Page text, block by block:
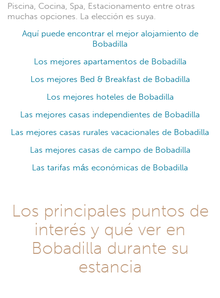
Piscina, Cocina, Spa, Estacionamento entre otras
muchas opciones. La elección es suya.
Aquí puede encontrar el mejor alojamiento de
Bobadilla
Los mejores apartamentos de Bobadilla
Los mejores Bed & Breakfast de Bobadilla
Los mejores hoteles de Bobadilla
Las mejores casas independientes de Bobadilla
Las mejores casas rurales vacacionales de Bobadilla
Las mejores casas de campo de Bobadilla
Las tarifas más económicas de Bobadilla
Los principales puntos de
interés y qué ver en
Bobadilla durante su
estancia